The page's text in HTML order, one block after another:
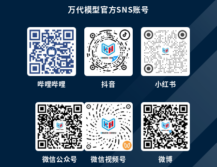
万代模型官方SNS账号
哔哩哔哩 抖音 小红书
微信公众号 微信视频号 微博